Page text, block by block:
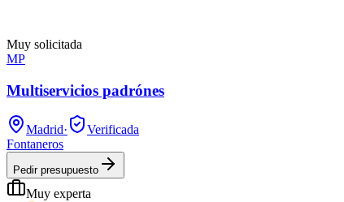
Muy solicitada
MP
Multiservicios padrónes
Madrid·
Verificada
Fontaneros
Pedir presupuesto
Muy experta